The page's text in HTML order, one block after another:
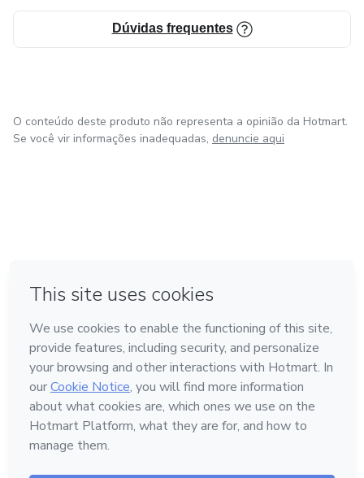
Dúvidas frequentes
O conteúdo deste produto não representa a opinião da Hotmart.
Se você vir informações inadequadas, denuncie aqui
Feito com ❤ na Cidade do México
Conheça a Hotmart
Idioma
Português